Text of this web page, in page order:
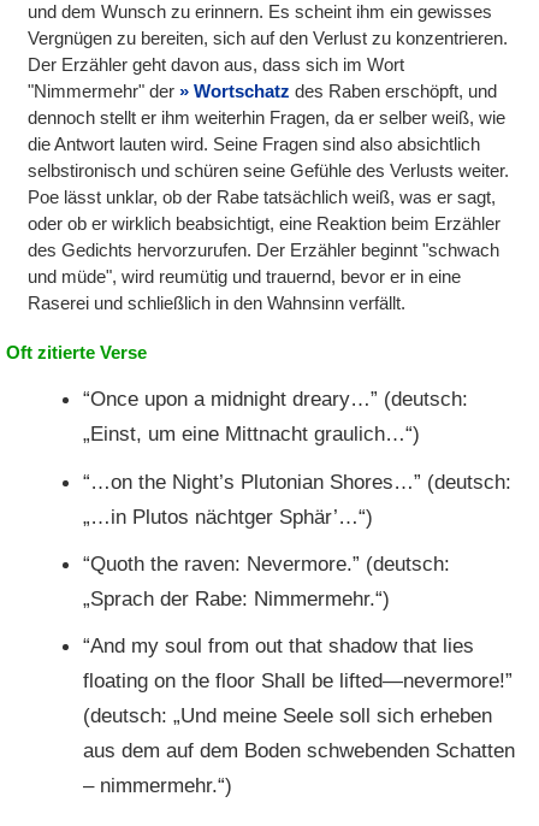
und dem Wunsch zu erinnern. Es scheint ihm ein gewisses
Vergnügen zu bereiten, sich auf den Verlust zu konzentrieren.
Der Erzähler geht davon aus, dass sich im Wort
"Nimmermehr" der
Wortschatz des Raben erschöpft, und
dennoch stellt er ihm weiterhin Fragen, da er selber weiß, wie
die Antwort lauten wird. Seine Fragen sind also absichtlich
selbstironisch und schüren seine Gefühle des Verlusts weiter.
Poe lässt unklar, ob der Rabe tatsächlich weiß, was er sagt,
oder ob er wirklich beabsichtigt, eine Reaktion beim Erzähler
des Gedichts hervorzurufen. Der Erzähler beginnt "schwach
und müde", wird reumütig und trauernd, bevor er in eine
Raserei und schließlich in den Wahnsinn verfällt.
Oft zitierte Verse
“Once upon a midnight dreary…” (deutsch:
„Einst, um eine Mittnacht graulich…“)
“…on the Night’s Plutonian Shores…” (deutsch:
„…in Plutos nächtger Sphär’…“)
“Quoth the raven: Nevermore.” (deutsch:
„Sprach der Rabe: Nimmermehr.“)
“And my soul from out that shadow that lies
floating on the floor Shall be lifted—nevermore!”
(deutsch: „Und meine Seele soll sich erheben
aus dem auf dem Boden schwebenden Schatten
– nimmermehr.“)